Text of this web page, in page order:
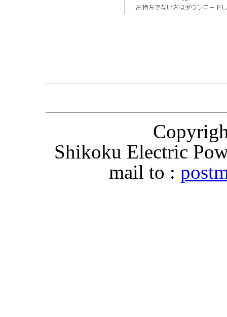
Shikoku Electric
mail to :